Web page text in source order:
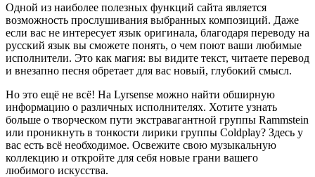
Одной из наиболее полезных функций сайта является
возможность прослушивания выбранных композиций. Даже
если вас не интересует язык оригинала, благодаря переводу на
русский язык вы сможете понять, о чем поют ваши любимые
исполнители. Это как магия: вы видите текст, читаете перевод
и внезапно песня обретает для вас новый, глубокий смысл.
Но это ещё не всё! На Lyrsense можно найти обширную
информацию о различных исполнителях. Хотите узнать
больше о творческом пути экстравагантной группы Rammstein
или проникнуть в тонкости лирики группы Coldplay? Здесь у
вас есть всё необходимое. Освежите свою музыкальную
коллекцию и откройте для себя новые грани вашего
любимого искусства.